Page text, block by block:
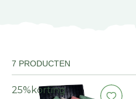
7 PRODUCTEN
25% korting